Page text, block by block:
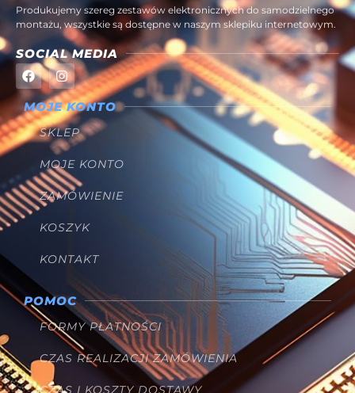
Produkujemy szereg zestawów elektronicznych do samodzielnego
montażu, wszystkie są dostępne w naszym sklepiku internetowym.
SOCIAL MEDIA
MOJE KONTO
SKLEP
MOJE KONTO
ZAMÓWIENIE
KOSZYK
KONTAKT
POMOC
FORMY PŁATNOŚCI
CZAS REALIZACJI ZAMÓWIENIA
CZAS I KOSZTY DOSTAWY